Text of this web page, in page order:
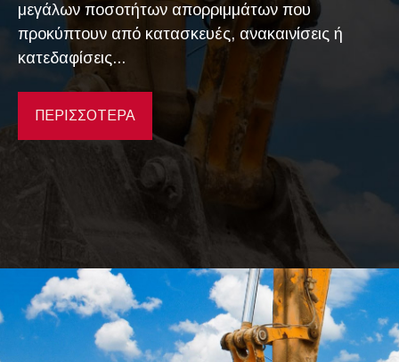
μεγάλων ποσοτήτων απορριμμάτων που
προκύπτουν από κατασκευές, ανακαινίσεις ή
κατεδαφίσεις...
ΠΕΡΙΣΣΟΤΕΡΑ